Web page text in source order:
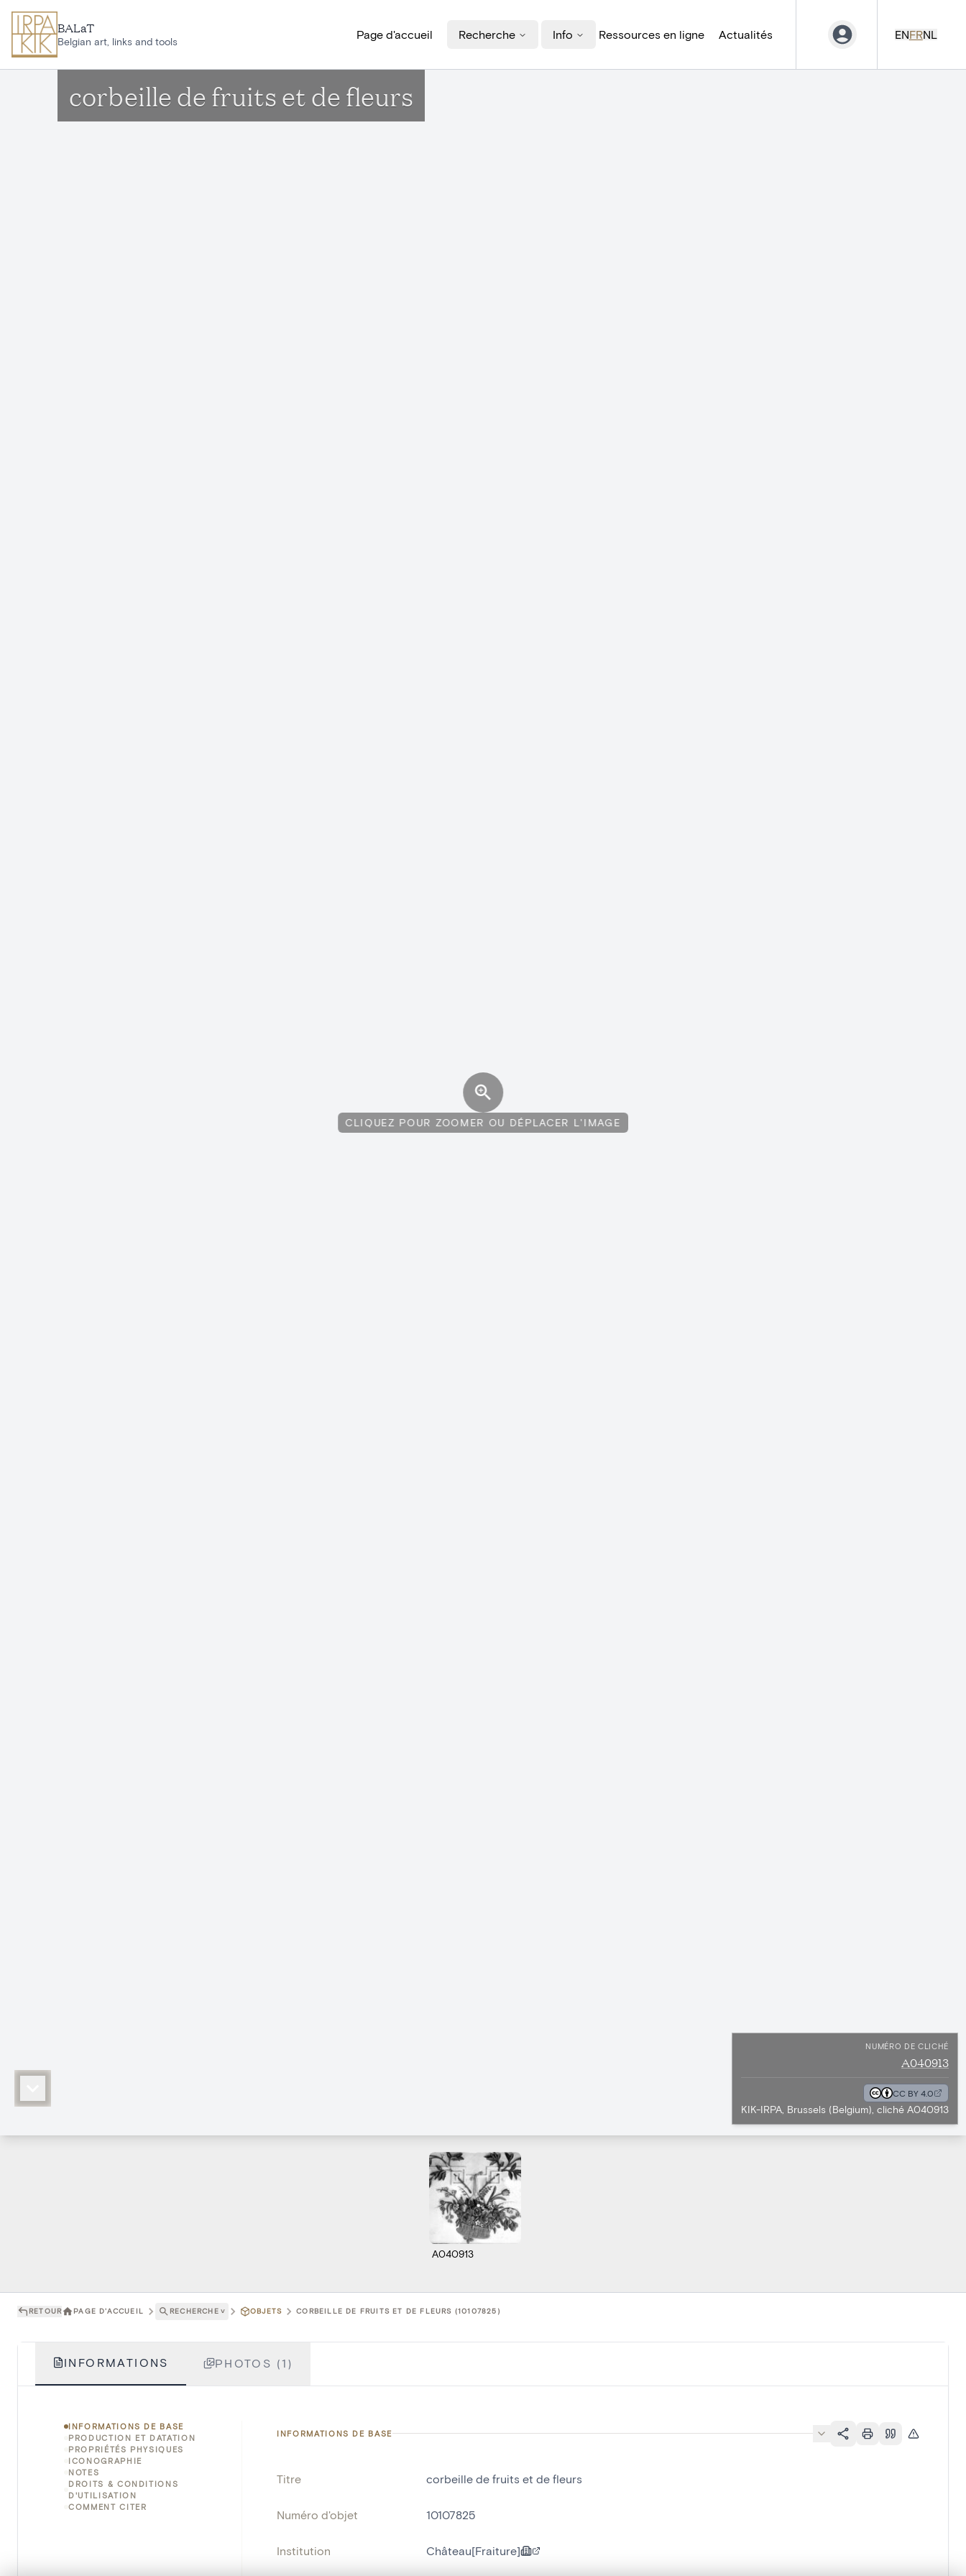
BALaT
Belgian art, links and tools
Page d'accueil Recherche Info Ressources en ligne Actualités ENFRNL
corbeille de fruits et de fleurs
CLIQUEZ POUR ZOOMER OU DÉPLACER L'IMAGE
NUMÉRO DE CLICHÉ
A040913
CC BY 4.0
KIK-IRPA, Brussels (Belgium), cliché A040913
A040913
RETOUR PAGE D'ACCUEIL RECHERCHE ˅ OBJETS CORBEILLE DE FRUITS ET DE FLEURS (10107825)
INFORMATIONS PHOTOS (1)
INFORMATIONS DE BASE
PRODUCTION ET DATATION
PROPRIÉTÉS PHYSIQUES
ICONOGRAPHIE
NOTES
DROITS & CONDITIONS
D'UTILISATION
COMMENT CITER
INFORMATIONS DE BASE
Titre corbeille de fruits et de fleurs
Numéro d'objet 10107825
Institution Château[Fraiture]